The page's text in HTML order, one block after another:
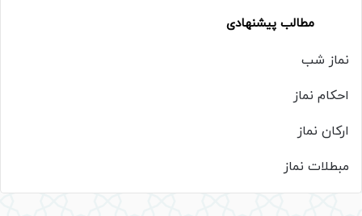
مطالب پیشنهادی
نماز شب
احکام نماز
ارکان نماز
مبطلات نماز